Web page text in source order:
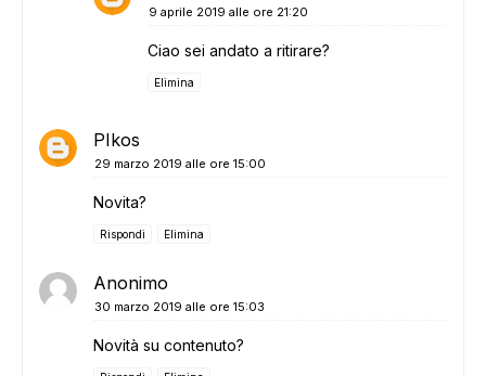
9 aprile 2019 alle ore 21:20
Ciao sei andato a ritirare?
Elimina
PIkos
29 marzo 2019 alle ore 15:00
Novita?
Rispondi Elimina
Anonimo
30 marzo 2019 alle ore 15:03
Novità su contenuto?